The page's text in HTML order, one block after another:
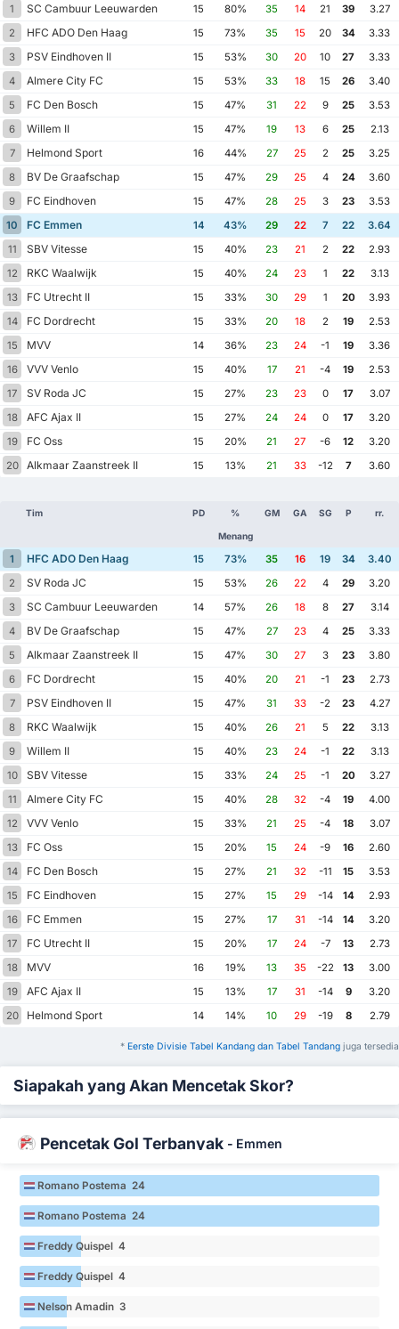
1 SC Cambuur Leeuwarden 15 80% 35 14 21 39
3.27
2
HFC ADO Den Haag 15 73% 35 15 20 34
3.33
3
PSV Eindhoven II 15 53% 30 20 10 27
3.33
4
Almere City FC 15 53% 33 18 15 26
3.40
5
FC Den Bosch 15 47% 31 22 9 25
3.53
6
Willem II 15 47% 19 13 6 25
2.13
7
Helmond Sport 16 44% 27 25 2 25
3.25
8
BV De Graafschap 15 47% 29 25 4 24
3.60
9
FC Eindhoven 15 47% 28 25 3 23
3.53
10
FC Emmen 14 43% 29 22 7 22
3.64
11
SBV Vitesse 15 40% 23 21 2 22
2.93
12
RKC Waalwijk 15 40% 24 23 1 22
3.13
13
FC Utrecht II 15 33% 30 29 1 20
3.93
14
FC Dordrecht 15 33% 20 18 2 19
2.53
15
MVV 14 36% 23 24 -1 19
3.36
16
VVV Venlo 15 40% 17 21 -4 19
2.53
17
SV Roda JC 15 27% 23 23 0 17
3.07
18
AFC Ajax II 15 27% 24 24 0 17
3.20
19
FC Oss 15 20% 21 27 -6 12
3.20
20
Alkmaar Zaanstreek II 15 13% 21 33 -12 7 3.60
Tim PD %
Menang
GM GA SG P rr.
1 HFC ADO Den Haag 15 73% 35 16 19 34
3.40
2
SV Roda JC 15 53% 26 22 4 29
3.20
3
SC Cambuur Leeuwarden 14 57% 26 18 8 27
3.14
4
BV De Graafschap 15 47% 27 23 4 25
3.33
5
Alkmaar Zaanstreek II 15 47% 30 27 3 23
3.80
6
FC Dordrecht 15 40% 20 21 -1 23
2.73
7
PSV Eindhoven II 15 47% 31 33 -2 23
4.27
8
RKC Waalwijk 15 40% 26 21 5 22
3.13
9
Willem II 15 40% 23 24 -1 22
3.13
10
SBV Vitesse 15 33% 24 25 -1 20
3.27
11
Almere City FC 15 40% 28 32 -4 19
4.00
12
VVV Venlo 15 33% 21 25 -4 18
3.07
13
FC Oss 15 20% 15 24 -9 16
2.60
14
FC Den Bosch 15 27% 21 32 -11 15
3.53
15
FC Eindhoven 15 27% 15 29 -14 14
2.93
16
FC Emmen 15 27% 17 31 -14 14
3.20
17
FC Utrecht II 15 20% 17 24 -7 13
2.73
18
MVV 16 19% 13 35 -22 13
3.00
19
AFC Ajax II 15 13% 17 31 -14 9
3.20
20
Helmond Sport 14 14% 10 29 -19 8 2.79
* Eerste Divisie Tabel Kandang dan Tabel Tandang juga tersedia
Siapakah yang Akan Mencetak Skor?
Pencetak Gol Terbanyak - Emmen
Romano Postema 24
Romano Postema 24
Freddy Quispel 4
Freddy Quispel 4
Nelson Amadin 3